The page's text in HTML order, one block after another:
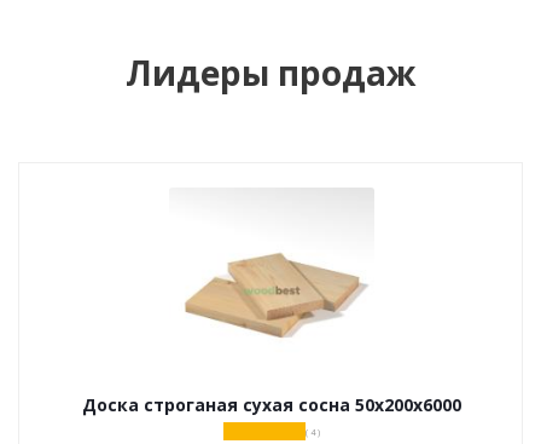
Лидеры продаж
Доска строганая сухая сосна 50х200х6000
( 4 )